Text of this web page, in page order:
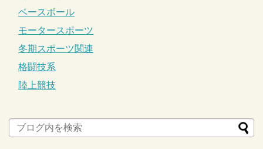
ベースボール
モータースポーツ
冬期スポーツ関連
格闘技系
陸上競技